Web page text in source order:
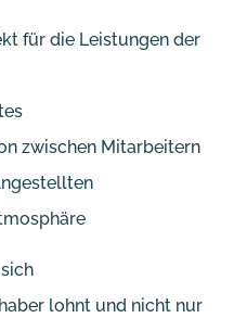
für die Leistungen der
zwischen Mitarbeitern
lohnt und nicht nur